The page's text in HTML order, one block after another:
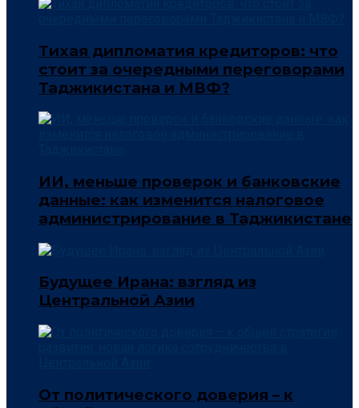
Тихая дипломатия кредиторов: что
стоит за очередными переговорами
Таджикистана и МВФ?
ИИ, меньше проверок и банковские
данные: как изменится налоговое
администрирование в Таджикистане
Будущее Ирана: взгляд из
Центральной Азии
От политического доверия – к